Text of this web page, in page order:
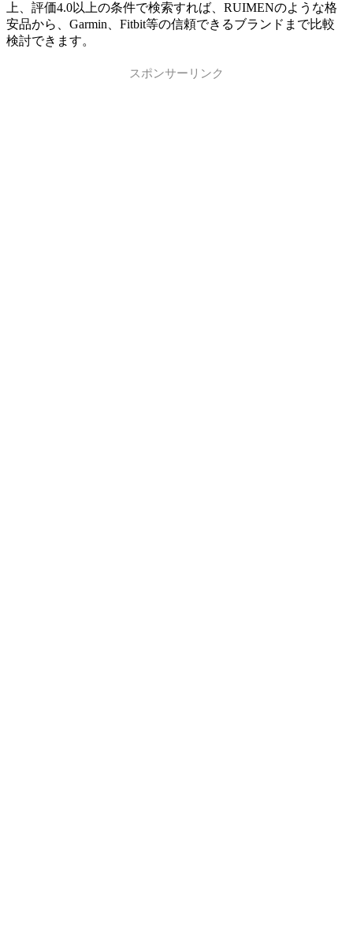
上、評価4.0以上の条件で検索すれば、RUIMENのような格
安品から、Garmin、Fitbit等の信頼できるブランドまで比較
検討できます。
スポンサーリンク